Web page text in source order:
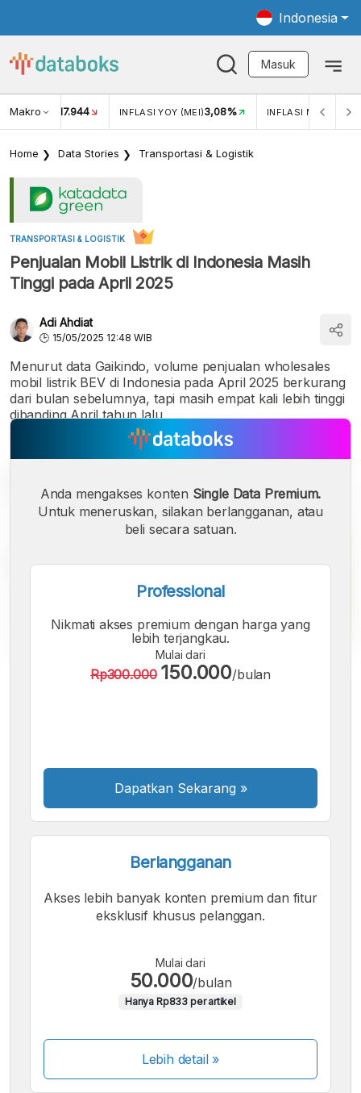
Indonesia
Masuk
Makro
USD/IDR 17.944 INFLASI YOY (MEI)3,08% INFLASI MOM (MEI)
Home Data Stories Transportasi & Logistik
TRANSPORTASI & LOGISTIK
Penjualan Mobil Listrik di Indonesia Masih
Tinggi pada April 2025
Adi Ahdiat
15/05/2025 12:48 WIB
Menurut data Gaikindo, volume penjualan wholesales
mobil listrik BEV di Indonesia pada April 2025 berkurang
dari bulan sebelumnya, tapi masih empat kali lebih tinggi
dibanding April tahun lalu.
A A A
Anda mengakses konten Single Data Premium.
Untuk meneruskan, silakan berlangganan, atau
beli secara satuan.
Professional
Nikmati akses premium dengan harga yang
lebih terjangkau.
Mulai dari
Rp300.000 150.000/bulan
Dapatkan Sekarang »
Berlangganan
Akses lebih banyak konten premium dan fitur
eksklusif khusus pelanggan.
Mulai dari
50.000/bulan
Hanya Rp833 per artikel
Lebih detail »